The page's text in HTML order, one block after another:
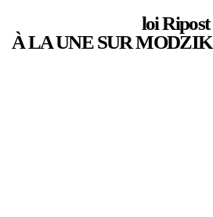
loi Ripost
À LA UNE SUR MODZIK